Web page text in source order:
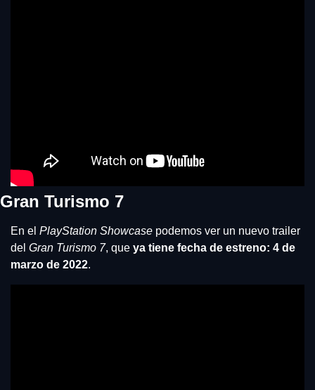
Gran Turismo 7
En el PlayStation Showcase podemos ver un nuevo trailer
del Gran Turismo 7, que ya tiene fecha de estreno: 4 de
marzo de 2022.